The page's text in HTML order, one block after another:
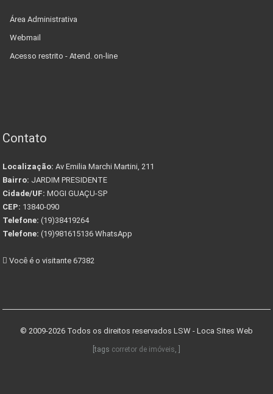
Área Administrativa
Webmail
Acesso restrito - Atend. on-line
Contato
Localização: Av Emilia Marchi Martini, 211
Bairro: JARDIM PRESIDENTE
Cidade/UF: MOGI GUAÇU-SP
CEP: 13840-090
Telefone: (19)38419264
Telefone: (19)981615136 WhatsApp
Você é o visitante 67382
© 2009-2026 Todos os direitos reservados LSW - Loca Sites Web
[tags corretor de imóveis, ]